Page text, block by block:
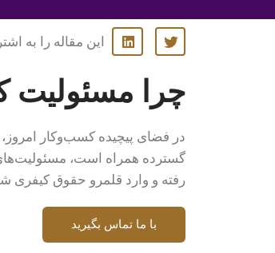
این مقاله را به
چرا
در فضای پیچیده کسب‌وکار
گسترده همراه است، مسئولیت‌های
رفته و وارد قلمرو حقوق کیفری
با ما تماس بگیرید